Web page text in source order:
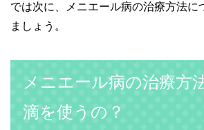
では次に、メニエール病の治療方法に
ましょう。
メニエール病の治療方
滴を使うの？